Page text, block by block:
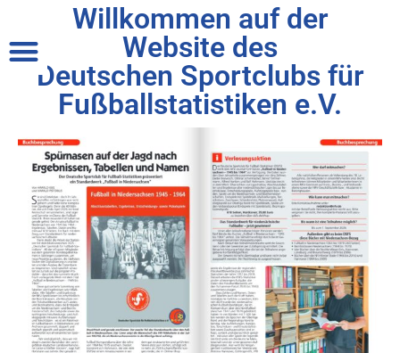
Willkommen auf der
Website des
Deutschen Sportclubs für
Fußballstatistiken e.V.